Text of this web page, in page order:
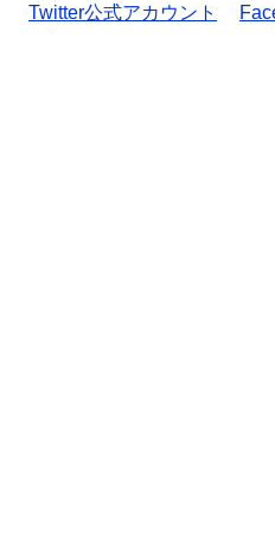
Twitter公式アカウント